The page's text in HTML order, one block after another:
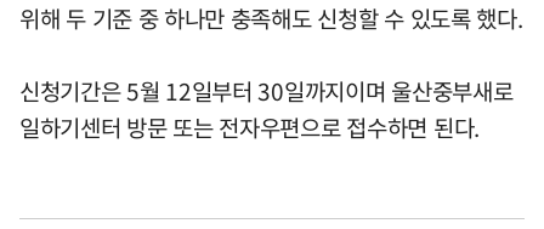
위해 두 기준 중 하나만 충족해도 신청할 수 있도록 했다.
신청기간은 5월 12일부터 30일까지이며 울산중부새로
일하기센터 방문 또는 전자우편으로 접수하면 된다.